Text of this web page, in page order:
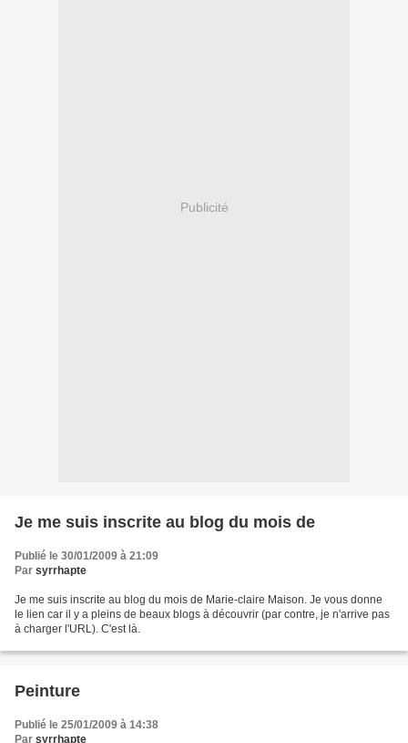
Publicité
Je me suis inscrite au blog du mois de
Publié le 30/01/2009 à 21:09
Par syrrhapte
Je me suis inscrite au blog du mois de Marie-claire Maison. Je vous donne
le lien car il y a pleins de beaux blogs à découvrir (par contre, je n'arrive pas
à charger l'URL). C'est là.
Peinture
Publié le 25/01/2009 à 14:38
Par syrrhapte